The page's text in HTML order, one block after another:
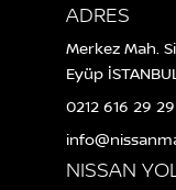
ADRES
Merkez Mah.
Eyüp
0212 616 29 29
NISSAN